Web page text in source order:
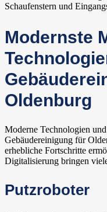
Schaufenstern und
Modernste
Oldenburg
Moderne Technologien
Gebäudereinigung für
erhebliche Fortschritte
Digitalisierung bringen
Putzroboter